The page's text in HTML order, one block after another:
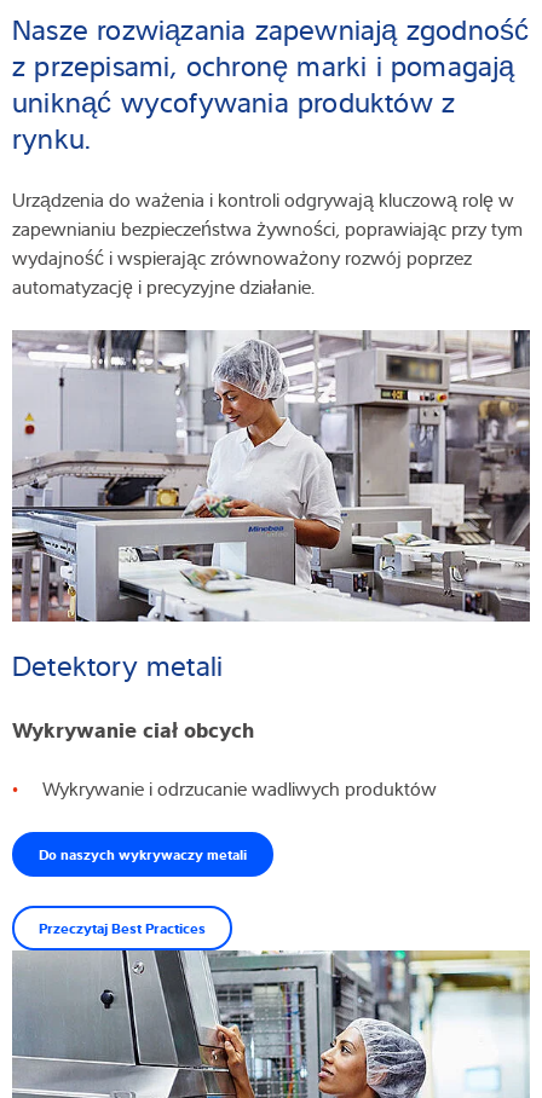
Nasze rozwiązania zapewniają zgodność
z przepisami, ochronę marki i pomagają
uniknąć wycofywania produktów z
rynku.
Urządzenia do ważenia i kontroli odgrywają kluczową rolę w
zapewnianiu bezpieczeństwa żywności, poprawiając przy tym
wydajność i wspierając zrównoważony rozwój poprzez
automatyzację i precyzyjne działanie.
Detektory metali
Wykrywanie ciał obcych
Wykrywanie i odrzucanie wadliwych produktów
Do naszych wykrywaczy metali
Przeczytaj Best Practices